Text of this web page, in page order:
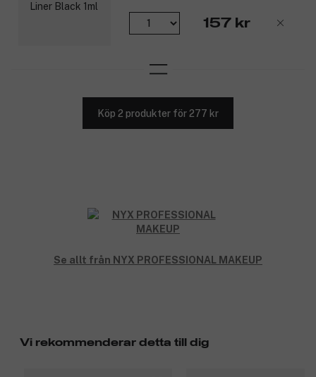
157 kr
Köp 2 produkter för 277 kr
Se allt från NYX PROFESSIONAL MAKEUP
Vi rekommenderar detta till dig